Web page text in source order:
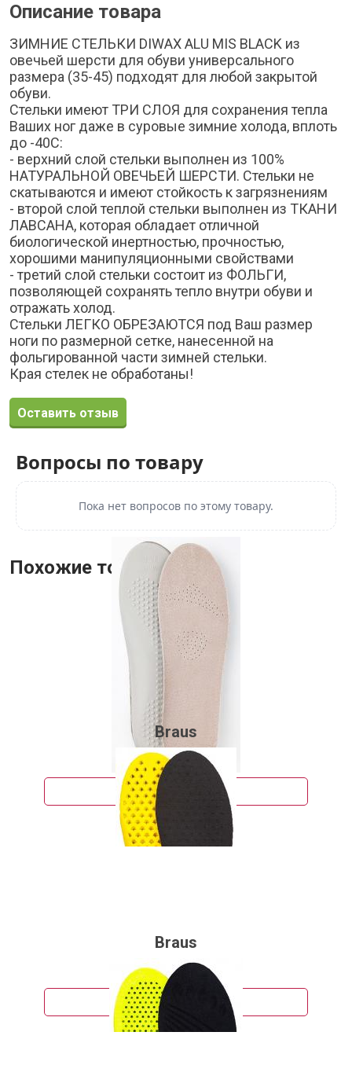
Описание товара
ЗИМНИЕ СТЕЛЬКИ DIWAX ALU MIS BLACK из
овечьей шерсти для обуви универсального
размера (35-45) подходят для любой закрытой
обуви.
Стельки имеют ТРИ СЛОЯ для сохранения тепла
Ваших ног даже в суровые зимние холода, вплоть
до -40С:
- верхний слой стельки выполнен из 100%
НАТУРАЛЬНОЙ ОВЕЧЬЕЙ ШЕРСТИ. Стельки не
скатываются и имеют стойкость к загрязнениям
- второй слой теплой стельки выполнен из ТКАНИ
ЛАВСАНА, которая обладает отличной
биологической инертностью, прочностью,
хорошими манипуляционными свойствами
- третий слой стельки состоит из ФОЛЬГИ,
позволяющей сохранять тепло внутри обуви и
отражать холод.
Стельки ЛЕГКО ОБРЕЗАЮТСЯ под Ваш размер
ноги по размерной сетке, нанесенной на
фольгированной части зимней стельки.
Края стелек не обработаны!
Оставить отзыв
Вопросы по товару
Пока нет вопросов по этому товару.
Похожие товары
Braus
322 руб.
Подробнее
Braus
255 руб.
Подробнее